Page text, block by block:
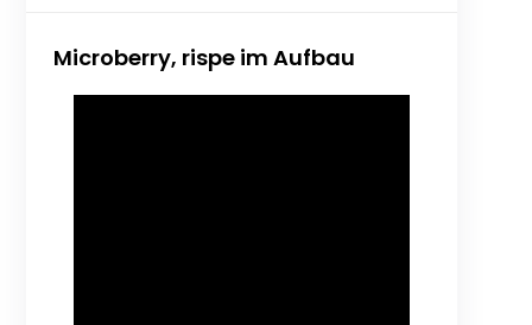
Microberry, rispe im Aufbau